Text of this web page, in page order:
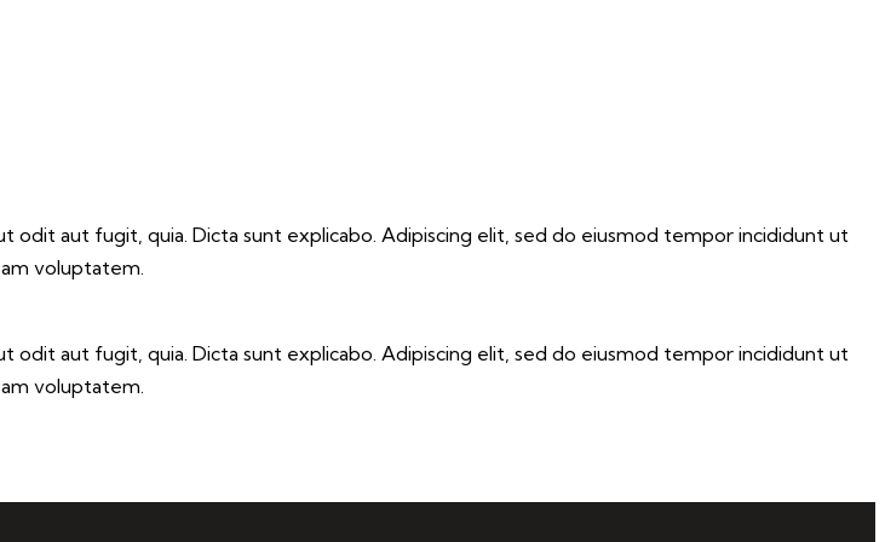
aut fugit, quia. Dicta sunt explicabo. Adipiscing elit, sed do eiusmod tempor incididunt ut
voluptatem.
odit aut fugit, quia. Dicta sunt explicabo. Adipiscing elit, sed do eiusmod tempor incididunt ut
voluptatem.